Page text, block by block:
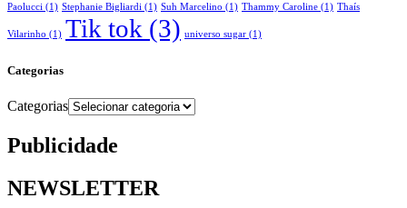
Paolucci (1) Stephanie Bigliardi (1) Suh Marcelino (1) Thammy Caroline (1) Thaís
Vilarinho (1) Tik tok (3) universo sugar (1)
Categorias
Categorias
Publicidade
NEWSLETTER